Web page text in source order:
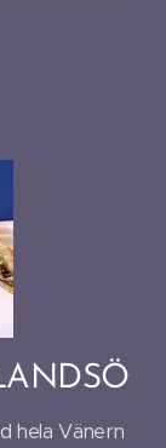
hela Vänern